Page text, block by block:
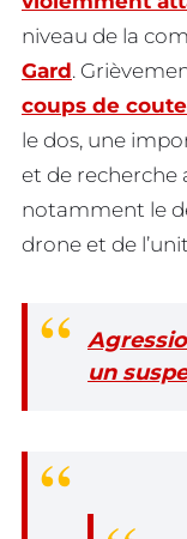
niveau de la
Gard.
coups de
le dos, une
et de recherche
notamment le
drone et de
un